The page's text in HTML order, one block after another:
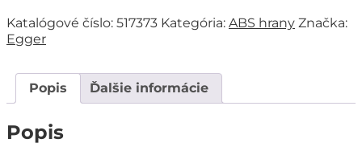
Katalógové číslo: 517373 Kategória: ABS hrany Značka:
Egger
Popis Ďalšie informácie
Popis